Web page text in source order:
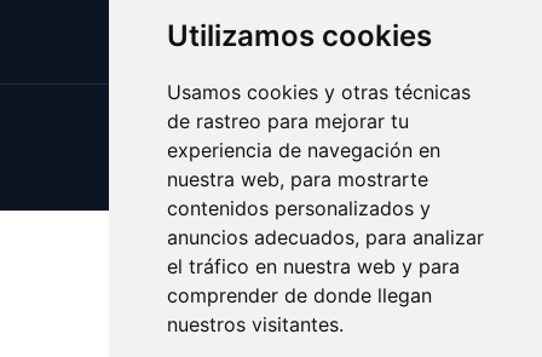
Utilizamos cookies
Usamos cookies y otras técnicas
de rastreo para mejorar tu
experiencia de navegación en
nuestra web, para mostrarte
contenidos personalizados y
anuncios adecuados, para analizar
el tráfico en nuestra web y para
comprender de donde llegan
nuestros visitantes.
Update cookies preferences
Copyright © 2025 factu.es